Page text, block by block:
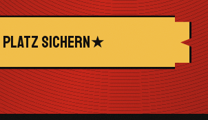
PLATZ SICHERN★